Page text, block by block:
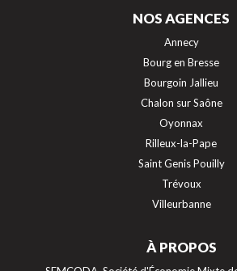
NOS AGENCES
Annecy
Bourg en Bresse
Bourgoin Jallieu
Chalon sur Saône
Oyonnax
Rilleux-la-Pape
Saint Genis Pouilly
Trévoux
Villeurbanne
À PROPOS
Continuer sans accepter